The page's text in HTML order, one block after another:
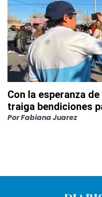
Con la esperanza
traiga bendiciones
PorFabiana Juarez